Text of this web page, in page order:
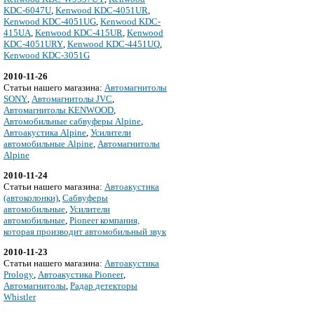
KDC-6047U, Kenwood KDC-4051UR,
Kenwood KDC-4051UG, Kenwood KDC-
415UA, Kenwood KDC-415UR, Kenwood
KDC-4051URY, Kenwood KDC-4451UQ,
Kenwood KDC-3051G
2010-11-26
Cтатьи нашего магазина: Автомагнитолы
SONY Автомагнитолы JVC
Автомагнитолы KENWOOD
Автомобильные сабвуферы Alpine
Автоакустика Alpine Усилители
автомобильные Alpine Автомагнитолы
Alpine
2010-11-24
Cтатьи нашего магазина: Автоакустика
(автоколонки), Сабвуферы
автомобильные, Усилители
автомобильные, Pioneer компания,
которая производит автомобильный звук
2010-11-23
Cтатьи нашего магазина: Автоакустика
Prology, Автоакустика Pioneer,
Автомагнитолы, Радар детекторы
Whistler